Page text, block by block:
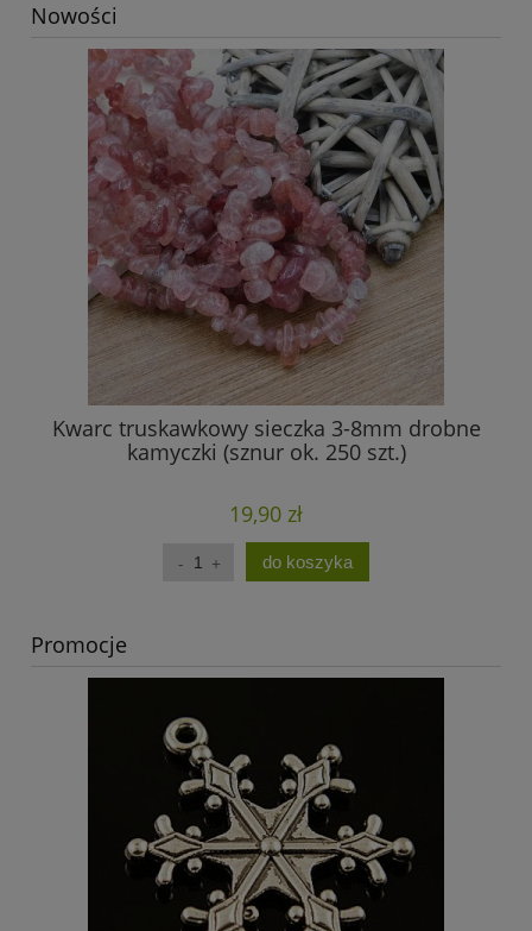
Nowości
Kwarc truskawkowy sieczka 3-8mm drobne
kamyczki (sznur ok. 250 szt.)
19,90 zł
do koszyka
Promocje